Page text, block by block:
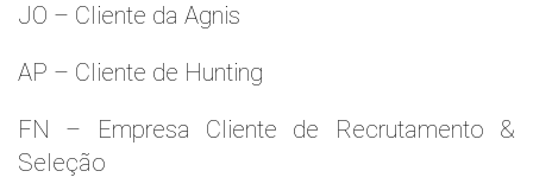
JO – Cliente da Agnis
AP – Cliente de Hunting
FN – Empresa Cliente de Recrutamento &
Seleção